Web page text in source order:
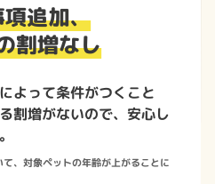
追加、
割増なし
よって条件がつくこと
割増がないので、安心し
、対象ペットの年齢が上がることに